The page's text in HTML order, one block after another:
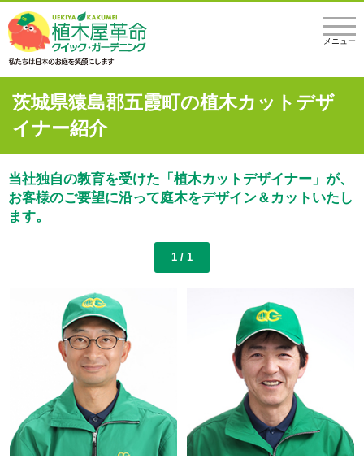
メニュー
茨城県猿島郡五霞町の植木カットデザ
イナー紹介
当社独自の教育を受けた「植木カットデザイナー」が、
お客様のご要望に沿って庭木をデザイン＆カットいたし
ます。
1 / 1